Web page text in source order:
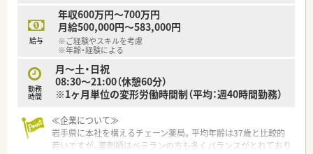
男性女性問わず、長くご活躍いただける職場になっています♪
2.【多職種の従業員とも交流があります！】
院内委員会があるため、カンファレンスなどにも参加しており、
薬剤師としてのやりがいを感じられる機会も多い職場です。
3.【機材充実で業務効率◎】
電子カルテを導入している他、一包化も多く取り扱っているため
当番以外は17時までのシフトで残業も少なくオンオフの切り替
えよく働けます。
給与
年収600万円～700万円
月給500,000円～583,000円
※ご経験やスキルを考慮
※年齢・経験による
勤務
時間
月～土・日祝
08:30～21:00（休憩60分）
※1ヶ月単位の変形労働時間制（平均：週40時間勤務）
≪企業について≫
岩手県に本社を構えるチェーン薬局。平均年齢は37歳と比較的
若いですが、薬剤師はベテランの方も多くバランスがとれており